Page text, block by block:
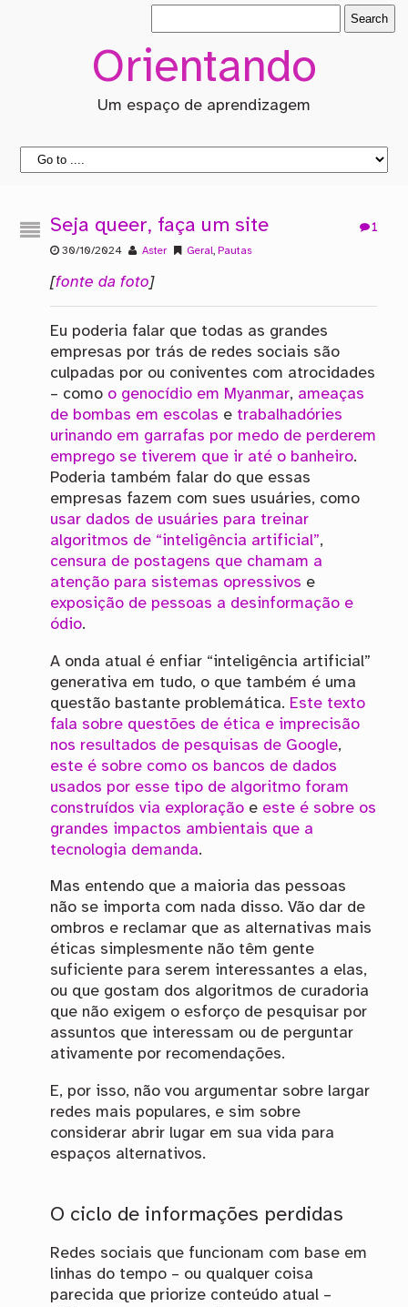
Orientando
Um espaço de aprendizagem
Seja queer, faça um site 1
30/10/2024 Aster Geral, Pautas
[fonte da foto]
Eu poderia falar que todas as grandes
empresas por trás de redes sociais são
culpadas por ou coniventes com atrocidades
– como o genocídio em Myanmar, ameaças
de bombas em escolas e trabalhadóries
urinando em garrafas por medo de perderem
emprego se tiverem que ir até o banheiro.
Poderia também falar do que essas
empresas fazem com sues usuáries, como
usar dados de usuáries para treinar
algoritmos de “inteligência artificial”,
censura de postagens que chamam a
atenção para sistemas opressivos e
exposição de pessoas a desinformação e
ódio.
A onda atual é enfiar “inteligência artificial”
generativa em tudo, o que também é uma
questão bastante problemática. Este texto
fala sobre questões de ética e imprecisão
nos resultados de pesquisas de Google,
este é sobre como os bancos de dados
usados por esse tipo de algoritmo foram
construídos via exploração e este é sobre os
grandes impactos ambientais que a
tecnologia demanda.
Mas entendo que a maioria das pessoas
não se importa com nada disso. Vão dar de
ombros e reclamar que as alternativas mais
éticas simplesmente não têm gente
suficiente para serem interessantes a elas,
ou que gostam dos algoritmos de curadoria
que não exigem o esforço de pesquisar por
assuntos que interessam ou de perguntar
ativamente por recomendações.
E, por isso, não vou argumentar sobre largar
redes mais populares, e sim sobre
considerar abrir lugar em sua vida para
espaços alternativos.
O ciclo de informações perdidas
Redes sociais que funcionam com base em
linhas do tempo – ou qualquer coisa
parecida que priorize conteúdo atual –